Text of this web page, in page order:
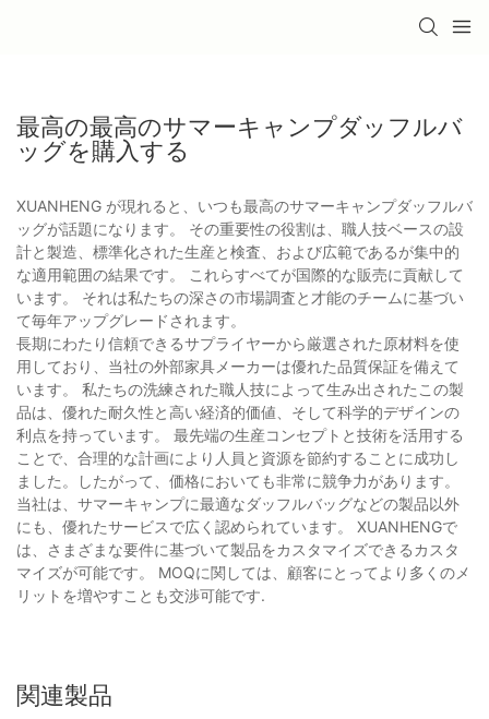
最高の最高のサマーキャンプダッフルバ
ッグを購入する
XUANHENG が現れると、いつも最高のサマーキャンプダッフルバ
ッグが話題になります。 その重要性の役割は、職人技ベースの設
計と製造、標準化された生産と検査、および広範であるが集中的
な適用範囲の結果です。 これらすべてが国際的な販売に貢献して
います。 それは私たちの深さの市場調査と才能のチームに基づい
て毎年アップグレードされます。
長期にわたり信頼できるサプライヤーから厳選された原材料を使
用しており、当社の外部家具メーカーは優れた品質保証を備えて
います。 私たちの洗練された職人技によって生み出されたこの製
品は、優れた耐久性と高い経済的価値、そして科学的デザインの
利点を持っています。 最先端の生産コンセプトと技術を活用する
ことで、合理的な計画により人員と資源を節約することに成功し
ました。したがって、価格においても非常に競争力があります。
当社は、サマーキャンプに最適なダッフルバッグなどの製品以外
にも、優れたサービスで広く認められています。 XUANHENGで
は、さまざまな要件に基づいて製品をカスタマイズできるカスタ
マイズが可能です。 MOQに関しては、顧客にとってより多くのメ
リットを増やすことも交渉可能です.
関連製品